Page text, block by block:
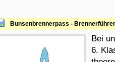
Bunsenbrennerpass -
Bei
6.